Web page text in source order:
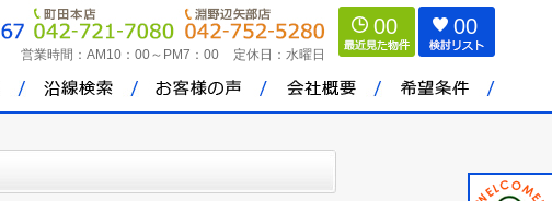
営業時間： AM10：00～PM7：00 定休日： 水曜日
00 00